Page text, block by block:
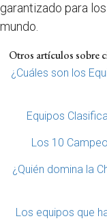
garantizado para
mundo.
Otros artículos sobre
¿Cuáles son los
Equipos
Los 10
¿Quién domina la
Los equipos que